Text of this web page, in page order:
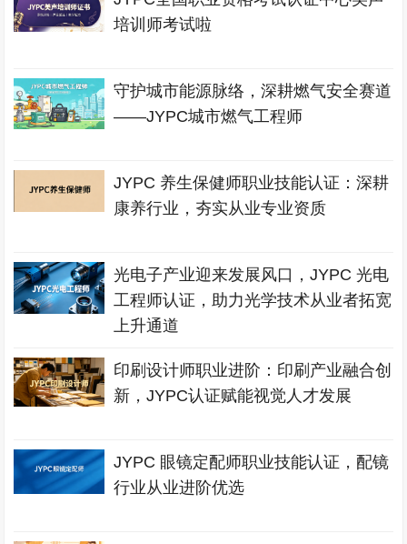
培训师考试啦
守护城市能源脉络，深耕燃气安全赛道
——JYPC城市燃气工程师
JYPC 养生保健师职业技能认证：深耕
康养行业，夯实从业专业资质
光电子产业迎来发展风口，JYPC 光电
工程师认证，助力光学技术从业者拓宽
上升通道
印刷设计师职业进阶：印刷产业融合创
新，JYPC认证赋能视觉人才发展
JYPC 眼镜定配师职业技能认证，配镜
行业从业进阶优选